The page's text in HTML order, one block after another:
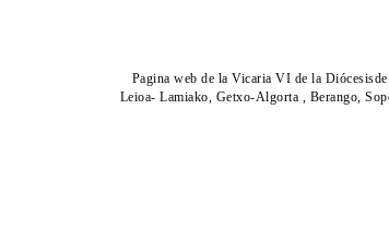
Pagina web de la Vicaria VI de la
Leioa- Lamiako, Getxo-Algorta , Berango,